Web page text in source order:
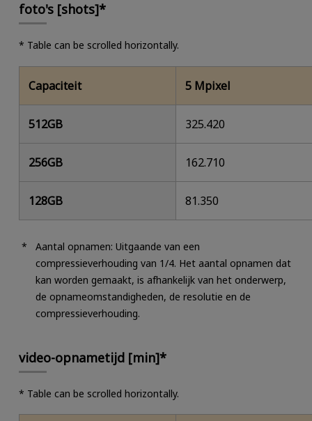
foto's [shots]*
* Table can be scrolled horizontally.
Capaciteit 5 Mpixel
512GB 325.420
256GB 162.710
128GB 81.350
Aantal opnamen: Uitgaande van een
compressieverhouding van 1/4. Het aantal opnamen dat
kan worden gemaakt, is afhankelijk van het onderwerp,
de opnameomstandigheden, de resolutie en de
compressieverhouding.
video-opnametijd [min]*
* Table can be scrolled horizontally.